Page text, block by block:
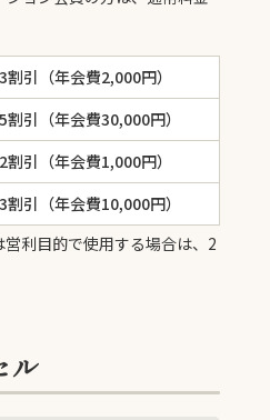
3割引（年会費2,000円）
5割引（年会費30,000円）
2割引（年会費1,000円）
3割引（年会費10,000円）
利目的で使用する場合は、2
ル